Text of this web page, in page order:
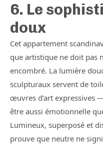
6. Le
doux
Cet appartement
que artistique ne doit pas
encombré. La lumière
sculpturaux servent de
œuvres d’art expressives
être aussi émotionnelle
Lumineux, superposé et
prouve que neutre ne